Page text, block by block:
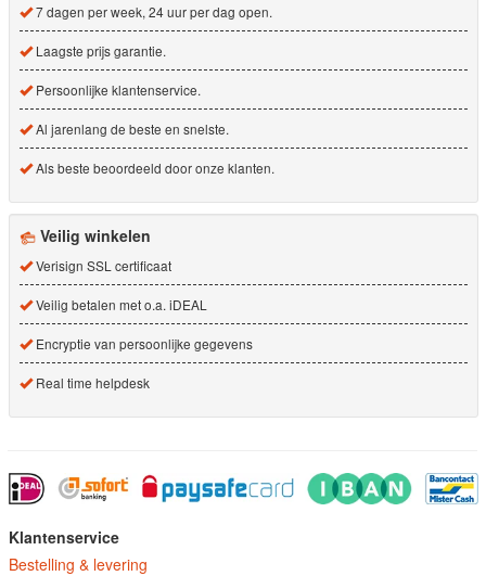
7 dagen per week, 24 uur per dag open.
Laagste prijs garantie.
Persoonlijke klantenservice.
Al jarenlang de beste en snelste.
Als beste beoordeeld door onze klanten.
Veilig winkelen
Verisign SSL certificaat
Veilig betalen met o.a. iDEAL
Encryptie van persoonlijke gegevens
Real time helpdesk
Klantenservice
Bestelling & levering